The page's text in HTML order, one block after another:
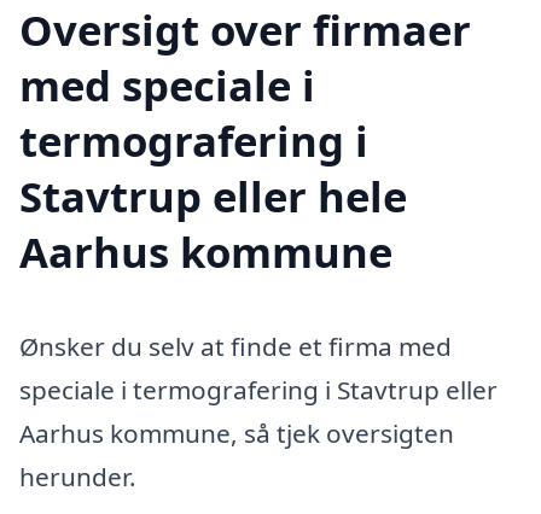
Oversigt over firmaer
med speciale i
termografering i
Stavtrup eller hele
Aarhus kommune
Ønsker du selv at finde et firma med
speciale i termografering i Stavtrup eller
Aarhus kommune, så tjek oversigten
herunder.